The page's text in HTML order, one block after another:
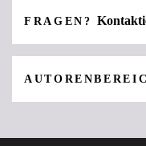
FRAGEN?